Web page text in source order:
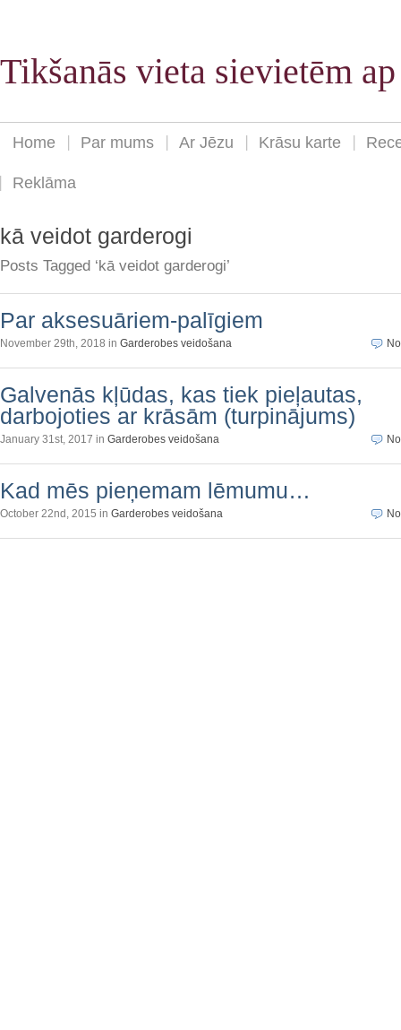
Tikšanās vieta sievietēm
Home Par mums Ar Jēzu Krāsu karte
Reklāma
kā veidot garderogi
Posts Tagged ‘kā veidot garderogi’
Par aksesuāriem-palīgiem
November 29th, 2018 in Garderobes veidošana
Galvenās kļūdas, kas tiek pieļautas,
darbojoties ar krāsām (turpinājums)
January 31st, 2017 in Garderobes veidošana
Kad mēs pieņemam lēmumu…
October 22nd, 2015 in Garderobes veidošana